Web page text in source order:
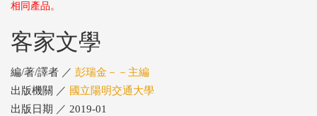
相同產品。
客家文學
編/著/譯者 ／ 彭瑞金－－主編
出版機關 ／ 國立陽明交通大學
出版日期 ／ 2019-01